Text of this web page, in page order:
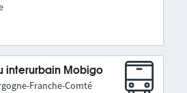
interurbain Mobigo
Franche-Comté